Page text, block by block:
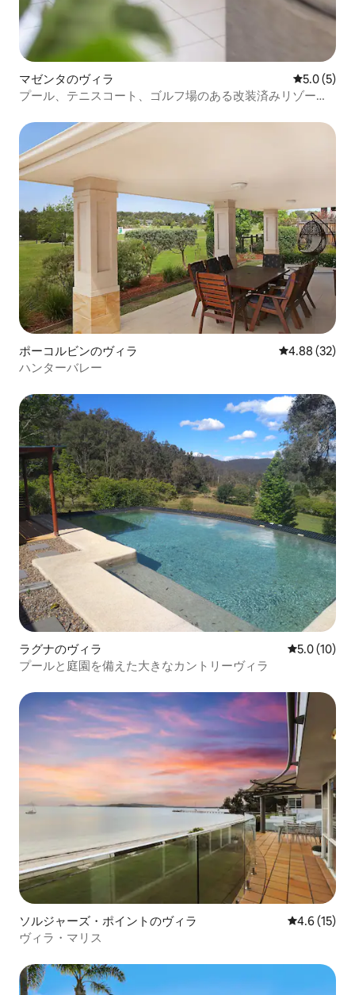
マゼンタのヴィラ レビュー5
5.0 (5)
プール、テニスコート、ゴルフ場のある改装済みリゾート
ポーコルビンのヴィラ レビュー32
4.88 (32)
ハンターバレー
ラグナのヴィラ レビュー10
5.0 (10)
プールと庭園を備えた大きなカントリーヴィラ
ソルジャーズ・ポイントのヴィラ レビュー15
4.6 (15)
ヴィラ・マリス